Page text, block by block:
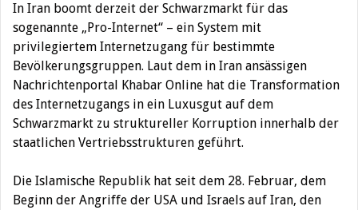
In Iran boomt derzeit der Schwarzmarkt für das
sogenannte „Pro-Internet“ – ein System mit
privilegiertem Internetzugang für bestimmte
Bevölkerungsgruppen. Laut dem in Iran ansässigen
Nachrichtenportal Khabar Online hat die Transformation
des Internetzugangs in ein Luxusgut auf dem
Schwarzmarkt zu struktureller Korruption innerhalb der
staatlichen Vertriebsstrukturen geführt.
Die Islamische Republik hat seit dem 28. Februar, dem
Beginn der Angriffe der USA und Israels auf Iran, den